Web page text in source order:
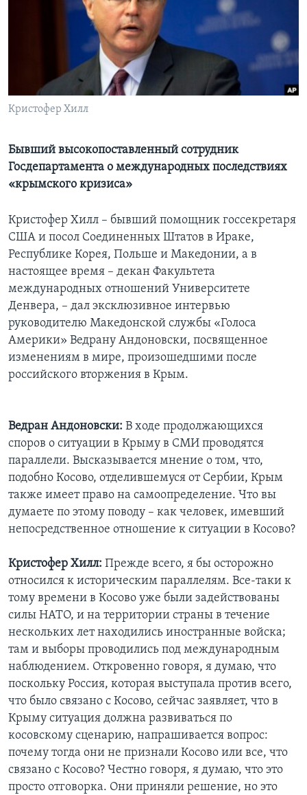
Learning English
СОЦИАЛЬНЫЕ СЕТИ
Кристофер Хилл
Бывший высокопоставленный сотрудник
Госдепартамента о международных последствиях
«крымского кризиса»
Кристофер Хилл – бывший помощник госсекретаря
США и посол Соединенных Штатов в Ираке,
Республике Корея, Польше и Македонии, а в
настоящее время – декан Факультета
международных отношений Университете
Денвера, – дал эксклюзивное интервью
руководителю Македонской службы «Голоса
Америки» Ведрану Андоновски, посвященное
изменениям в мире, произошедшими после
российского вторжения в Крым.
Ведран Андоновски: В ходе продолжающихся
споров о ситуации в Крыму в СМИ проводятся
параллели. Высказывается мнение о том, что,
подобно Косово, отделившемуся от Сербии, Крым
также имеет право на самоопределение. Что вы
думаете по этому поводу – как человек, имевший
непосредственное отношение к ситуации в Косово?
Кристофер Хилл: Прежде всего, я бы осторожно
относился к историческим параллелям. Все-таки к
тому времени в Косово уже были задействованы
силы НАТО, и на территории страны в течение
нескольких лет находились иностранные войска;
там и выборы проводились под международным
наблюдением. Откровенно говоря, я думаю, что
поскольку Россия, которая выступала против всего,
что было связано с Косово, сейчас заявляет, что в
Крыму ситуация должна развиваться по
косовскому сценарию, напрашивается вопрос:
почему тогда они не признали Косово или все, что
связано с Косово? Честно говоря, я думаю, что это
просто отговорка. Они приняли решение, но это